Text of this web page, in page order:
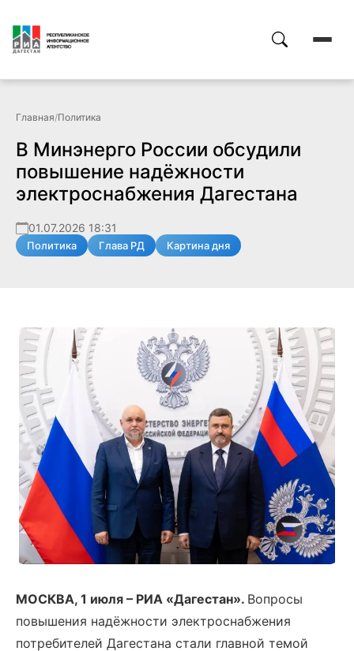
Главная/Политика
В Минэнерго России обсудили
повышение надёжности
электроснабжения Дагестана
01.07.2026 18:31
Политика Глава РД Картина дня
МОСКВА, 1 июля – РИА «Дагестан». Вопросы
повышения надёжности электроснабжения
потребителей Дагестана стали главной темой